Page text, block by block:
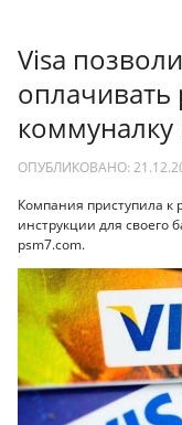
Visa
оплачивать
ОПУБЛИКОВАНО:
Компания приступила к
инструкции для своего
psm7.com.